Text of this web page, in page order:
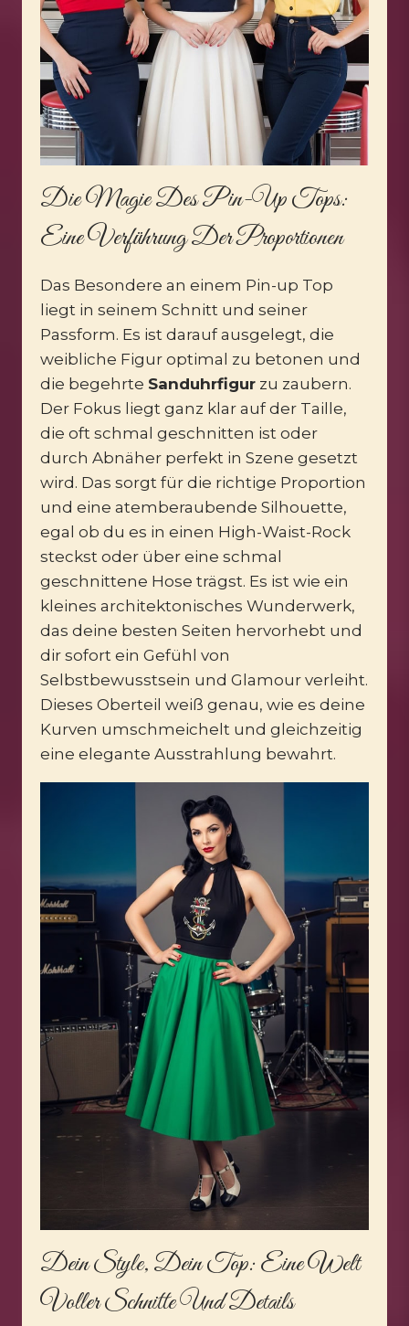
Die Magie Des Pin-Up Tops:
Eine Verführung Der Proportionen
Das Besondere an einem Pin-up Top
liegt in seinem Schnitt und seiner
Passform. Es ist darauf ausgelegt, die
weibliche Figur optimal zu betonen und
die begehrte Sanduhrfigur zu zaubern.
Der Fokus liegt ganz klar auf der Taille,
die oft schmal geschnitten ist oder
durch Abnäher perfekt in Szene gesetzt
wird. Das sorgt für die richtige Proportion
und eine atemberaubende Silhouette,
egal ob du es in einen High-Waist-Rock
steckst oder über eine schmal
geschnittene Hose trägst. Es ist wie ein
kleines architektonisches Wunderwerk,
das deine besten Seiten hervorhebt und
dir sofort ein Gefühl von
Selbstbewusstsein und Glamour verleiht.
Dieses Oberteil weiß genau, wie es deine
Kurven umschmeichelt und gleichzeitig
eine elegante Ausstrahlung bewahrt.
Dein Style, Dein Top: Eine Welt
Voller Schnitte Und Details